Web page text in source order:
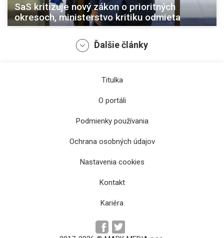
SaS kritizuje nový zákon o prioritných
okresoch, ministerstvo kritiku odmieta
Košické školy sa dočkajú ďalších investícií
Ďalšie články
Titulka
O portáli
Podmienky používania
Ochrana osobných údajov
Nastavenia cookies
Kontakt
Kariéra